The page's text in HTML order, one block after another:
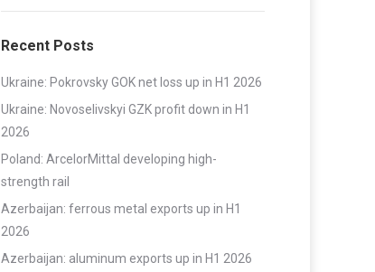
Recent Posts
Ukraine: Pokrovsky GOK net loss up in H1 2026
Ukraine: Novoselivskyi GZK profit down in H1
2026
Poland: ArcelorMittal developing high-
strength rail
Azerbaijan: ferrous metal exports up in H1
2026
Azerbaijan: aluminum exports up in H1 2026